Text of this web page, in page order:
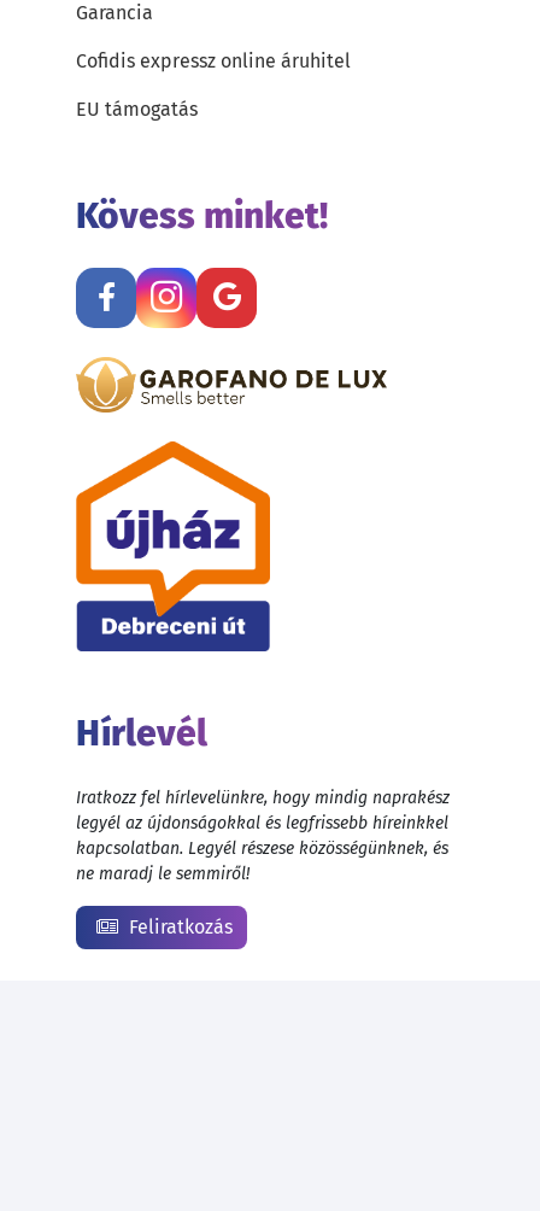
Garancia
Cofidis expressz online áruhitel
EU támogatás
Kövess minket!
Hírlevél
Iratkozz fel hírlevelünkre, hogy mindig naprakész
legyél az újdonságokkal és legfrissebb híreinkkel
kapcsolatban. Legyél részese közösségünknek, és
ne maradj le semmiről!
Feliratkozás